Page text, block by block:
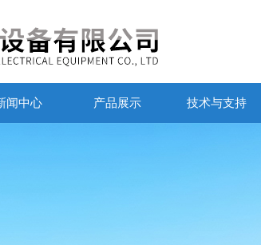
闻中心 产品展示 技术与支持